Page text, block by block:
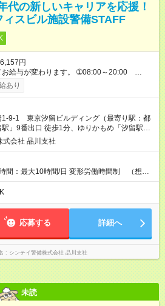
の新しいキャリアを応援！
ィスビル施設警備STAFF
円
お給与が変わります。 ➀08:00～20:00
～08:00 14,688円～ ※他時間帯のお仕事も
途資格手当がございます。 例：自衛消防技
用期間】試用期間あり 試
間 雇用形態、給与は本採用時と同じです。
あり
1-9-1 東京汐留ビルディング（最寄り駅：都
」9番出口 徒歩1分、ゆりかもめ「汐留駅」
「新橋駅」汐留口 徒歩7分）
式会社 品川支社
間：最大10時間/日 変形労働時間制 （想定
～20:00（休憩時
08:00（休憩時間120分）
応募する 詳細へ
シンテイ警備株式会社 品川支社
未読